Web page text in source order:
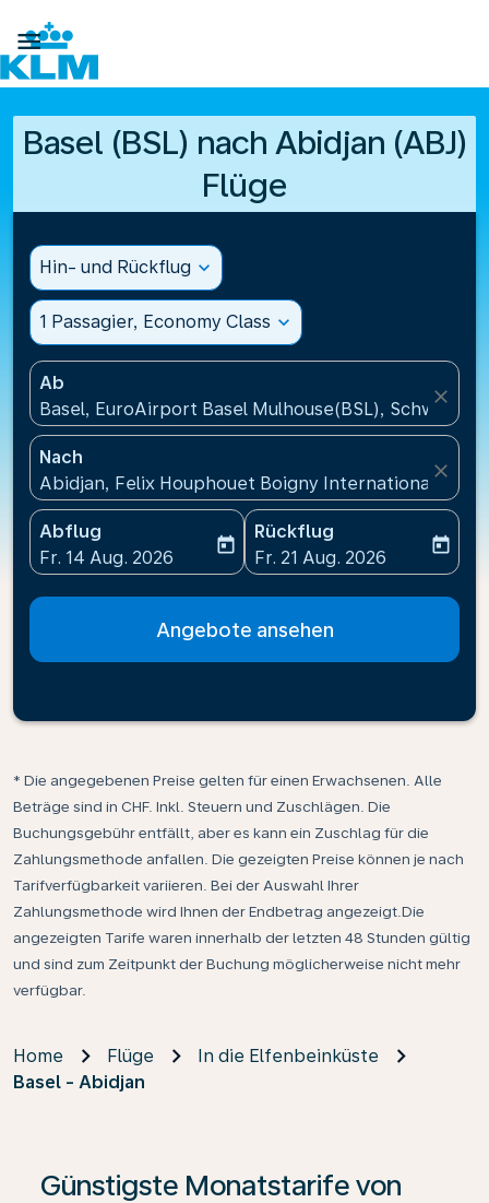

Basel (BSL) nach Abidjan (ABJ)
Flüge
Hin- und Rückflug expand_more
1 Passagier, Economy Class expand_more
Ab
Basel, EuroAirport Basel Mulhouse(BSL), Schweiz
close
Nach
Abidjan, Felix Houphouet Boigny International
close
Abflug
fc-booking-departure-date-aria-label
Fr. 14 Aug. 2026
today
Rückflug
fc-booking-return-date-
Fr. 21 Aug. 2026
today
Angebote ansehen
* Die angegebenen Preise gelten für einen Erwachsenen. Alle
Beträge sind in CHF. Inkl. Steuern und Zuschlägen. Die
Buchungsgebühr entfällt, aber es kann ein Zuschlag für die
Zahlungsmethode anfallen. Die gezeigten Preise können je nach
Tarifverfügbarkeit variieren. Bei der Auswahl Ihrer
Zahlungsmethode wird Ihnen der Endbetrag angezeigt.Die
angezeigten Tarife waren innerhalb der letzten 48 Stunden gültig
und sind zum Zeitpunkt der Buchung möglicherweise nicht mehr
verfügbar.
Home Flüge
In die Elfenbeinküste
Basel - Abidjan
Günstigste Monatstarife von
Wenn keine Ergebnisse gefunden wurden, klicken